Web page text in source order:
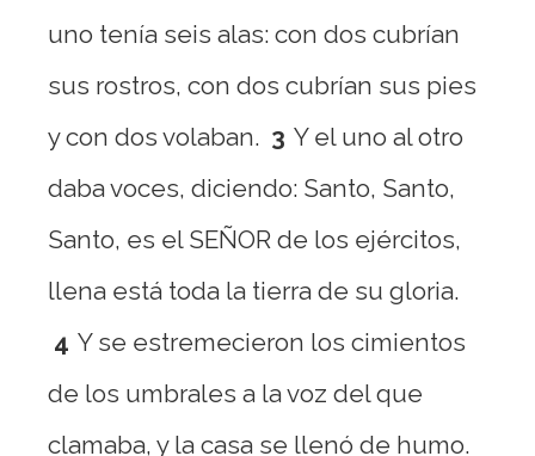
uno tenía seis alas: con dos cubrían
sus rostros, con dos cubrían sus pies
y con dos volaban. 3 Y el uno al otro
daba voces, diciendo: Santo, Santo,
Santo, es el SEÑOR de los ejércitos,
llena está toda la tierra de su gloria.
4 Y se estremecieron los cimientos
de los umbrales a la voz del que
clamaba, y la casa se llenó de humo.